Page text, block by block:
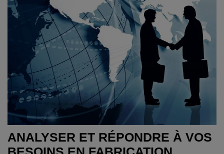
ANALYSER ET RÉPONDRE À VOS